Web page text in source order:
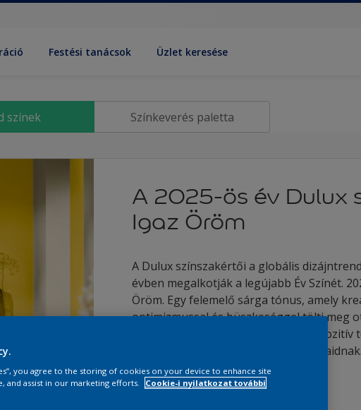
Festési tanácsok Üzlet keresése
színek Színkeverés paletta
A 2025-ös év Dulux
Igaz Öröm
A Dulux színszakértői a globális
évben megalkotják a legújabb Év Színét.
Öröm. Egy felemelő sárga tónus, amely
optimizmussal és büszkeséggel tölti meg
fel, hogyan kölcsönözhetsz ezzel a pozitív
színpalettáinkkal izgalmas színt a falaidnak.
Részletek
you agree to the storing of cookies on your device to enhance site
and assist in our marketing efforts.
Cookie-i nyilatkozat további